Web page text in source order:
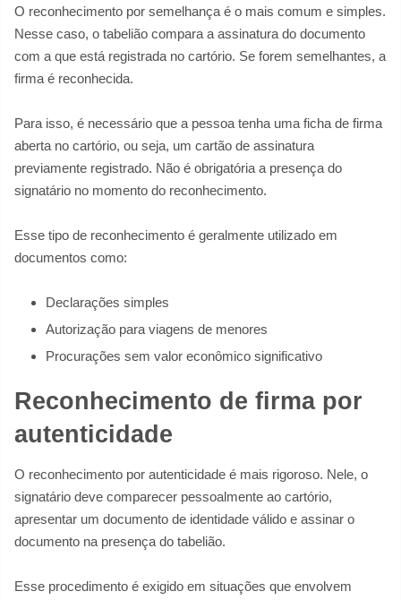
O reconhecimento por semelhança é o mais comum e simples.
Nesse caso, o tabelião compara a assinatura do documento
com a que está registrada no cartório. Se forem semelhantes, a
firma é reconhecida.
Para isso, é necessário que a pessoa tenha uma ficha de firma
aberta no cartório, ou seja, um cartão de assinatura
previamente registrado. Não é obrigatória a presença do
signatário no momento do reconhecimento.
Esse tipo de reconhecimento é geralmente utilizado em
documentos como:
Declarações simples
Autorização para viagens de menores
Procurações sem valor econômico significativo
Reconhecimento de firma por
autenticidade
O reconhecimento por autenticidade é mais rigoroso. Nele, o
signatário deve comparecer pessoalmente ao cartório,
apresentar um documento de identidade válido e assinar o
documento na presença do tabelião.
Esse procedimento é exigido em situações que envolvem